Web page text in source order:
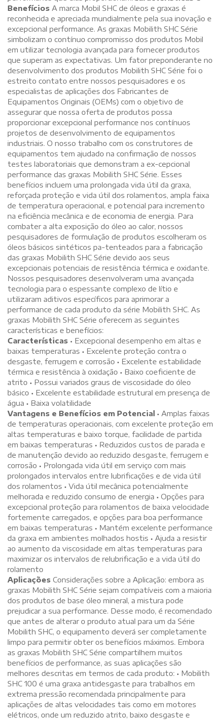
Benefícios A marca Mobil SHC de óleos e graxas é
reconhecida e apreciada mundialmente pela sua inovação e
excepcional performance. As graxas Mobilith SHC Série
simbolizam o contínuo compromisso dos produtos Mobil
em utilizar tecnologia avançada para fornecer produtos
que superam as expectativas. Um fator preponderante no
desenvolvimento dos produtos Mobilith SHC Série foi o
estreito contato entre nossos pesquisadores e os
especialistas de aplicações dos Fabricantes de
Equipamentos Originais (OEMs) com o objetivo de
assegurar que nossa oferta de produtos possa
proporcionar excepcional performance nos contínuos
projetos de desenvolvimento de equipamentos
industriais. O nosso trabalho com os construtores de
equipamentos tem ajudado na confirmação de nossos
testes laboratoriais que demonstram a ex-cepcional
performance das graxas Mobilith SHC Série. Esses
benefícios incluem uma prolongada vida útil da graxa,
reforçada proteção e vida útil dos rolamentos, ampla faixa
de temperatura operacional, e potencial para incremento
na eficiência mecânica e de economia de energia. Para
combater a alta exposição do óleo ao calor, nossos
pesquisadores de formulação de produtos escolheram os
óleos básicos sintéticos pa-tenteados para a fabricação
das graxas Mobilith SHC Série devido aos seus
excepcionais potenciais de resistência térmica e oxidante.
Nossos pesquisadores desenvolveram uma avançada
tecnologia para o espessante complexo de lítio e
utilizaram aditivos específicos para aprimorar a
performance de cada produto da série Mobilith SHC. As
graxas Mobilith SHC Série oferecem as seguintes
características e benefícios:
Características • Excepcional desempenho em altas e
baixas temperaturas • Excelente proteção contra o
desgaste, ferrugem e corrosão • Excelente estabilidade
térmica e resistência à oxidação • Baixo coeficiente de
atrito • Possui variados graus de viscosidade do óleo
básico • Excelente estabilidade estrutural em presença de
água • Baixa volatilidade
Vantagens e Benefícios em Potencial • Amplas faixas
de temperaturas operacionais, com excelente proteção em
altas temperaturas e baixo torque, facilidade de partida
em baixas temperaturas • Reduzidos custos de parada e
de manutenção devido ao reduzido desgaste, ferrugem e
corrosão • Prolongada vida útil em serviço com mais
prolongados intervalos entre lubrificações e de vida útil
dos rolamentos • Vida útil mecânica potencialmente
melhorada e reduzido consumo de energia • Opções para
excepcional proteção para rolamentos de baixa velocidade
fortemente carregados, e opções para boa performance
em baixas temperaturas • Mantém excelente performance
da graxa em ambientes molhados hostis • Ajuda a resistir
ao aumento da viscosidade em altas temperaturas para
maximizar os intervalos de relubrificação e a vida útil do
rolamento
Aplicações Considerações sobre a Aplicação: embora as
graxas Mobilith SHC Série sejam compatíveis com a maioria
dos produtos de base óleo mineral, a mistura pode
prejudicar a sua performance. Desse modo, é recomendado
que antes de alterar o produto atual para um da Série
Mobilith SHC, o equipamento deverá ser completamente
limpo para permitir obter os benefícios máximos. Embora
as graxas Mobilith SHC Série compartilhem muitos
benefícios de performance, as suas aplicações são
melhores descritas em termos de cada produto: • Mobilith
SHC 100 é uma graxa antidesgaste para trabalhos em
extrema pressão recomendada principalmente para
aplicações de altas velocidades tais como em motores
elétricos, onde um reduzido atrito, baixo desgaste e